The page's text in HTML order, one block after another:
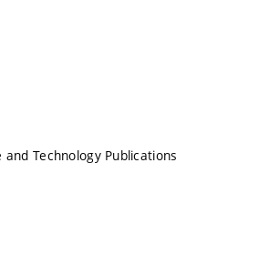
and Technology Publications